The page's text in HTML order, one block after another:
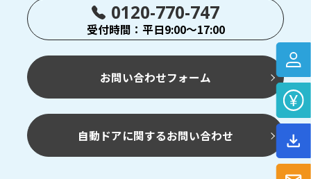
PEX-107C/307C
光電・レーザーセンサ アンプ内蔵
形センサ
0120-770-747
受付時間：平日9:00～17:00
お問い合わせフォーム
自動ドアに関するお問い合わせ